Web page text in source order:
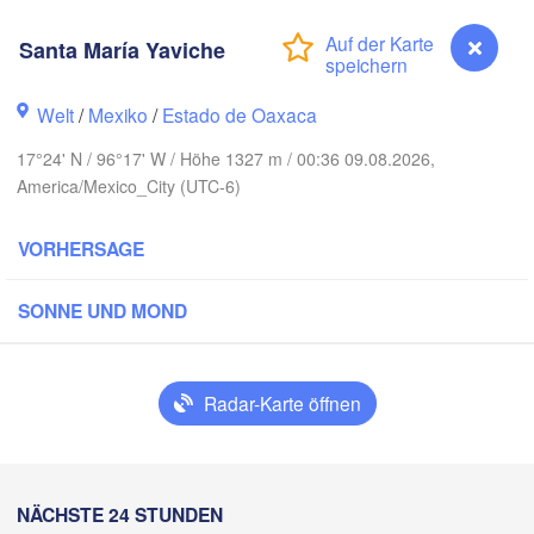
Santa María Yaviche
Welt/Mexiko /Estado de Oaxaca
17°24' N / 96°17' W / Höhe 1327 m / 00:36 09.08.2026,
America/Mexico_City (UTC-6)
VORHERSAGE
SONNE UND MOND
Radar-Karte öffnen
NÄCHSTE 24 STUNDEN
Potosí
Ciudad Victoria
Ciudad de México
Veracruz
Santa María Yaviche